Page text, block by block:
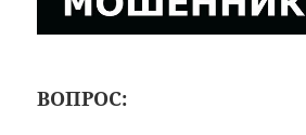
ВОПРОС: